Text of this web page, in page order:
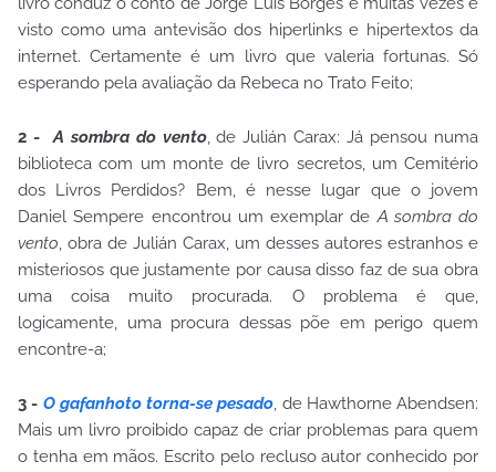
visto como uma antevisão dos hiperlinks e hipertextos da
internet. Certamente é um livro que valeria fortunas. Só
esperando pela avaliação da Rebeca no Trato Feito;
2 -A sombra do vento, de Julián Carax: Já pensou numa
biblioteca com um monte de livro secretos, um Cemitério
dos Livros Perdidos? Bem, é nesse lugar que o jovem
Daniel Sempere encontrou um exemplar deA sombra do
vento, obra de Julián Carax, um desses autores estranhos e
misteriosos que justamente por causa disso faz de sua obra
uma coisa muito procurada. O problema é que,
logicamente, uma procura dessas põe em perigo quem
encontre-a;
3 - O gafanhoto torna-se pesado, de Hawthorne Abendsen:
Mais um livro proibido capaz de criar problemas para quem
o tenha em mãos. Escrito pelo recluso autor conhecido por